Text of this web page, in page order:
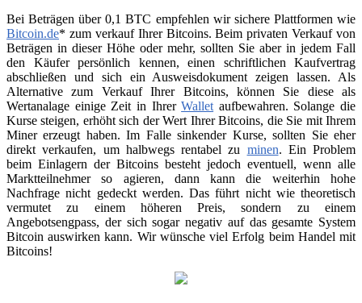
Bei Beträgen über 0,1 BTC empfehlen wir sichere Plattformen wie
Bitcoin.de* zum verkauf Ihrer Bitcoins. Beim privaten Verkauf von
Beträgen in dieser Höhe oder mehr, sollten Sie aber in jedem Fall
den Käufer persönlich kennen, einen schriftlichen Kaufvertrag
abschließen und sich ein Ausweisdokument zeigen lassen. Als
Alternative zum Verkauf Ihrer Bitcoins, können Sie diese als
Wertanalage einige Zeit in IhrerWallet aufbewahren. Solange die
Kurse steigen, erhöht sich der Wert Ihrer Bitcoins, die Sie mit Ihrem
Miner erzeugt haben. Im Falle sinkender Kurse, sollten Sie eher
direkt verkaufen, um halbwegs rentabel zu minen. Ein Problem
beim Einlagern der Bitcoins besteht jedoch eventuell, wenn alle
Marktteilnehmer so agieren, dann kann die weiterhin hohe
Nachfrage nicht gedeckt werden. Das führt nicht wie theoretisch
vermutet zu einem höheren Preis, sondern zu einem
Angebotsengpass, der sich sogar negativ auf das gesamte System
Bitcoin auswirken kann. Wir wünsche viel Erfolg beim Handel mit
Bitcoins!